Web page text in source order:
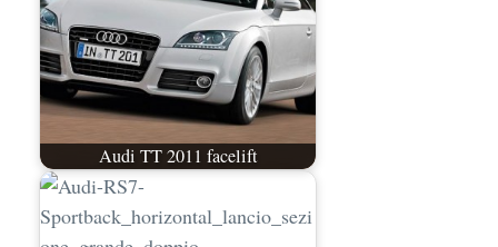
Audi TT 2011 facelift